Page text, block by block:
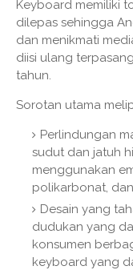
Keyboard memiliki
dilepas sehingga
dan menikmati
diisi ulang
tahun.
Sorotan utama
Perlindungan
sudut dan jatuh
menggunakan
polikarbonat,
Desain yang
dudukan yang
konsumen
keyboard yang